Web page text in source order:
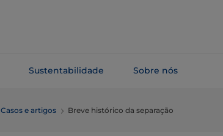
Sustentabilidade Sobre nós
Casos e artigos Breve histórico da separação